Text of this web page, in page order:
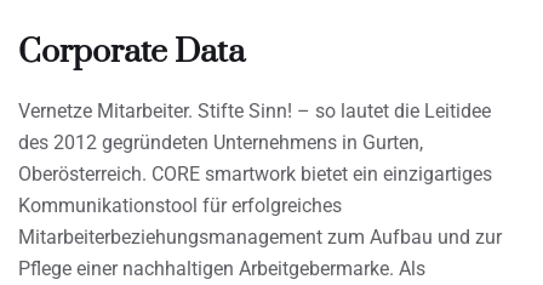
Corporate Data
Vernetze Mitarbeiter. Stifte Sinn! – so lautet die Leitidee
des 2012 gegründeten Unternehmens in Gurten,
Oberösterreich. CORE smartwork bietet ein einzigartiges
Kommunikationstool für erfolgreiches
Mitarbeiterbeziehungsmanagement zum Aufbau und zur
Pflege einer nachhaltigen Arbeitgebermarke. Als